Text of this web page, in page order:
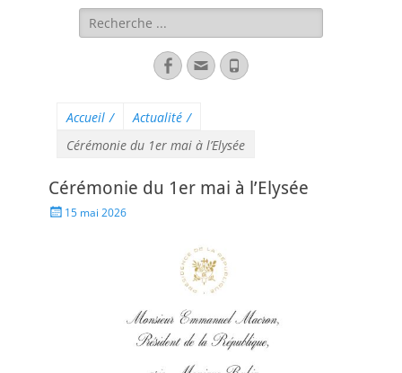
Accueil / Actualité /
Cérémonie du 1er mai à l’Elysée
Cérémonie du 1er mai à l’Elysée
15 mai 2026